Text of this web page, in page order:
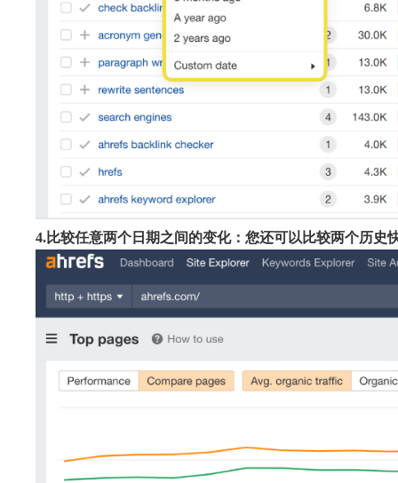
4.比较任意两个日期之间的变化：您还可以比较两个历